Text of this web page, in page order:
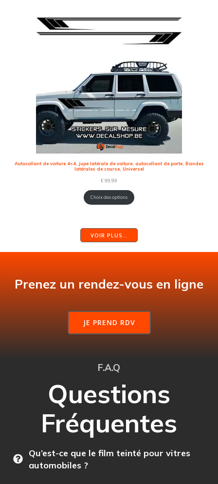
Autocollant de voiture 4×4, jupe latérale de voiture, autocollant de porte, Bandes
latérales de course, Universel
€ 99,99
Choix des options
VOIR PLUS…
Prenez un rendez-vous en ligne
JE PREND RDV
F.A.Q
Questions
Fréquentes
Qu’est-ce que le film teinté pour vitres
automobiles ?